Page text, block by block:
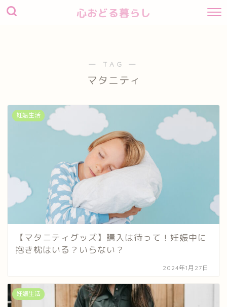
心おどる暮らし
― TAG ―
マタニティ
妊娠生活
【マタニティグッズ】購入は待って！妊娠中に
抱き枕はいる？いらない？
2024年1月27日
妊娠生活